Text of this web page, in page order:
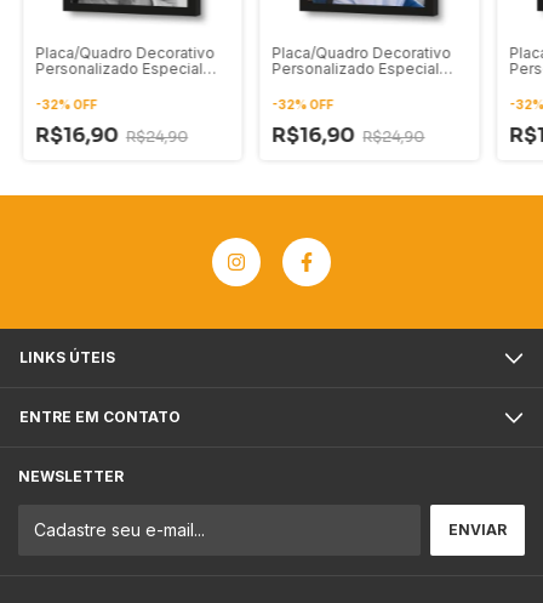
Placa/Quadro Decorativo
Personalizado Especial
Frase 02
-32%OFF
R$16,90 R$24,90
Placa/Quadro Decorativo
Personalizado Especial
Frase 03
-32%OFF
R$16,90 R$24,90
-32
LINKS ÚTEIS
ENTRE EM CONTATO
NEWSLETTER